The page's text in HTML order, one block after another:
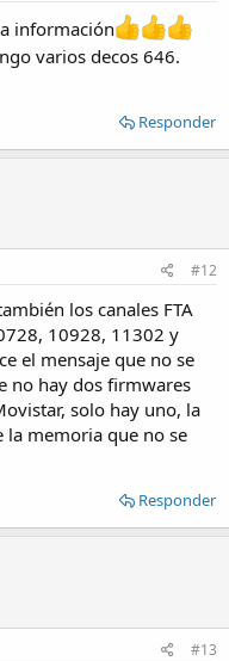
información
varios decos 646.
Responder
#12
los canales FTA
10928, 11302 y
el mensaje que no se
no hay dos firmwares
solo hay uno, la
la memoria que no se
Responder
#13